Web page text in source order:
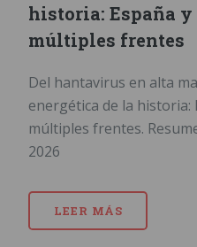
historia: España
múltiples frentes
Del hantavirus en alta
energética de la historia:
múltiples frentes.
2026
LEER MÁS